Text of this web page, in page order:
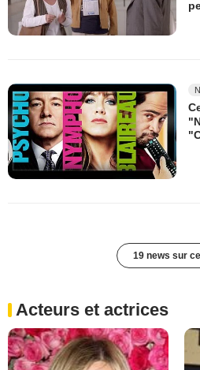
19 news sur
Acteurs et actrices